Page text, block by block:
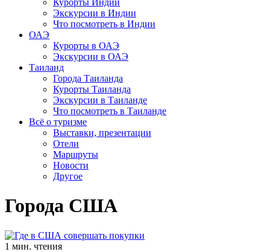
Курорты Индии
Экскурсии в Индии
Что посмотреть в Индии
ОАЭ
Курорты в ОАЭ
Экскурсии в ОАЭ
Таиланд
Города Таиланда
Курорты Таиланда
Экскурсии в Таиланде
Что посмотреть в Таиланде
Всё о туризме
Выставки, презентации
Отели
Маршруты
Новости
Другое
Города США
1 мин. чтения